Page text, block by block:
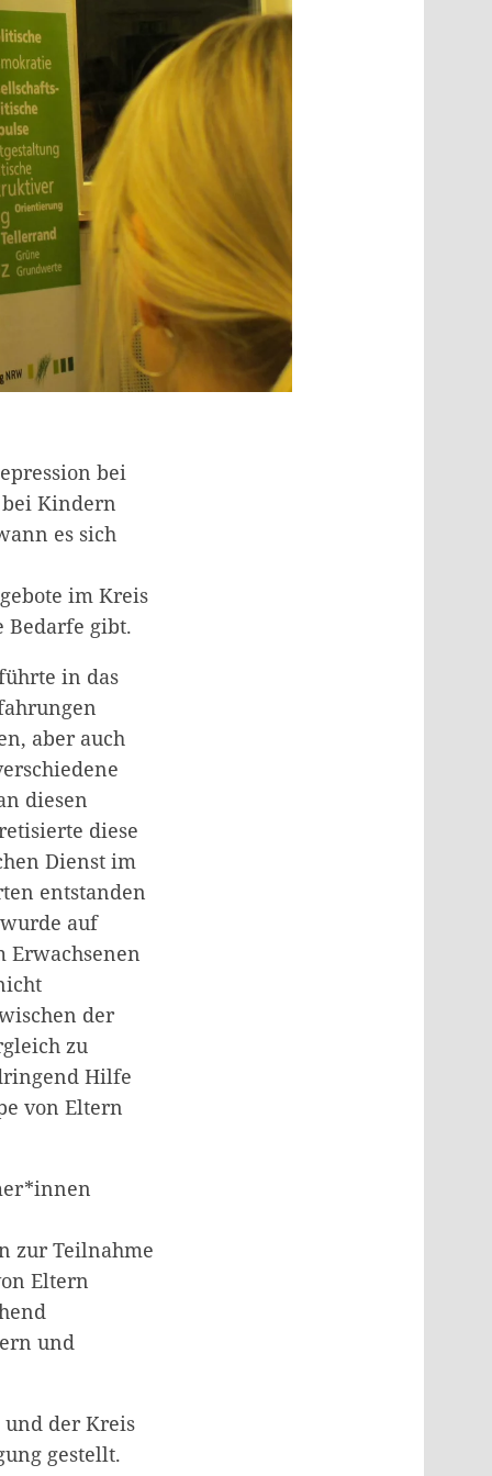
bei
bei Kindern
es sich
im Kreis
Bedarfe gibt.
in das
aber auch
diesen
diese
Dienst im
entstanden
auf
Erwachsenen
der
zu
Hilfe
von Eltern
zur Teilnahme
Eltern
und
und der Kreis
gestellt.